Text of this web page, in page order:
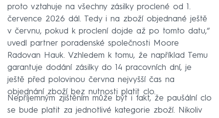
proto vztahuje na všechny zásilky proclené od 1.
července 2026 dál. Tedy i na zboží objednané ještě
v červnu, pokud k proclení dojde až po tomto datu,“
uvedl partner poradenské společnosti Moore
Radovan Hauk. Vzhledem k tomu, že například Temu
garantuje dodání zásilky do 14 pracovních dní, je
ještě před polovinou června nejvyšší čas na
objednání zboží bez nutnosti platit clo.
Nepříjemným zjištěním může být i fakt, že paušální clo
se bude platit za jednotlivé kategorie zboží. Nikoliv